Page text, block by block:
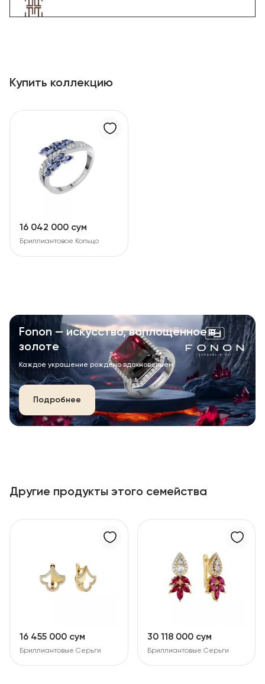
Купить коллекцию
16 042 000 сум
Бриллиантовое Кольцо
Fonon — искусство, воплощённое в
золоте
Каждое украшение рождено вдохновением.
Подробнее
Другие продукты этого семейства
16 455 000 сум
Бриллиантовые Серьги
30 118 000 сум
Бриллиантовые Серьги